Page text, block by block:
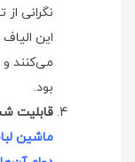
نگرانی
این
می‌کنند و
بود.
قابلیت
ماشین